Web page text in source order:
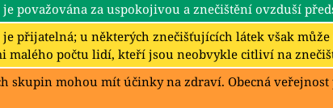
považována za uspokojivou a znečištění ovzduší
přijatelná; u některých znečišťujících látek však
malého počtu lidí, kteří jsou neobvykle citliví na
skupin mohou mít účinky na zdraví. Obecná veřejnost